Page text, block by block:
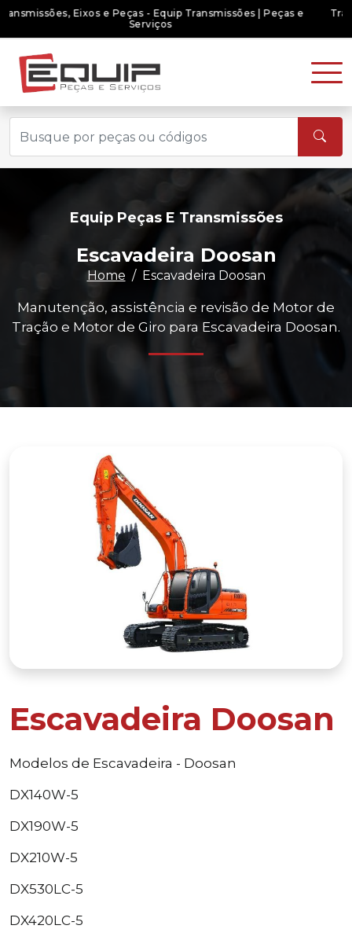
Transmissões, Eixos e Peças - Equip Transmissões | Peças e
Serviços
Equip Peças E Transmissões
Escavadeira Doosan
Home Escavadeira Doosan
Manutenção, assistência e revisão de Motor de
Tração e Motor de Giro para Escavadeira Doosan.
Escavadeira Doosan
Modelos de Escavadeira - Doosan
DX140W-5
DX190W-5
DX210W-5
DX530LC-5
DX420LC-5